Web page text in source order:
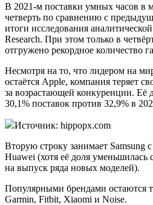
В 2021-м поставки умных часов в
четверть по сравнению с
итоги исследования
Research. При этом только в
отгружено рекордное количество
Несмотря на то, что лидером на
остаётся Apple, компания теряет
за возрастающей конкуренции. Её
30,1% поставок против 32,9% в
Источник: hippopx.com
Вторую строку занимает Samsung
Huawei (хотя её доля уменьшилась
на выпуск ряда новых моделей).
Популярными брендами остаются
Garmin, Fitbit, Xiaomi и Noise.